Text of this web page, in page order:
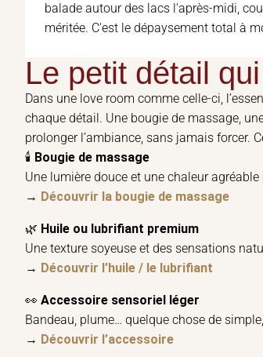
balade autour des lacs l'après-midi,
méritée. C'est le dépaysement total à
Le petit détail
Dans une love room comme celle-ci,
chaque détail. Une bougie de massage,
prolonger l’ambiance, sans jamais forcer.
🕯️ Bougie de massage
Une lumière douce et une chaleur
→ Découvrir la bougie de massage
🌿 Huile ou lubrifiant premium
Une texture soyeuse et des sensations
→ Découvrir l’huile / le lubrifiant
👀 Accessoire sensoriel léger
Bandeau, plume… quelque chose de
→ Découvrir l’accessoire